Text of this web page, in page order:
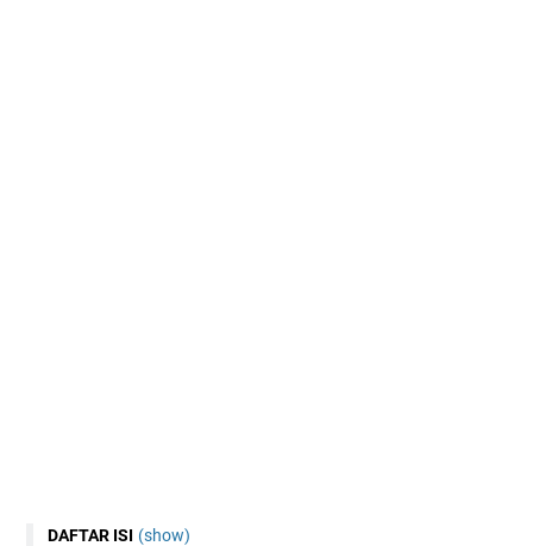
DAFTAR ISI (show)